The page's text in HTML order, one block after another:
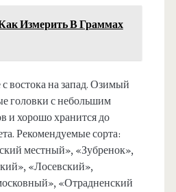
Измерить В Граммах
востока на запад. Озимый
головки с небольшим
и хорошо хранится до
Рекомендуемые сорта:
местный», «Зубренок»,
«Лосевский»,
«Отрадненский